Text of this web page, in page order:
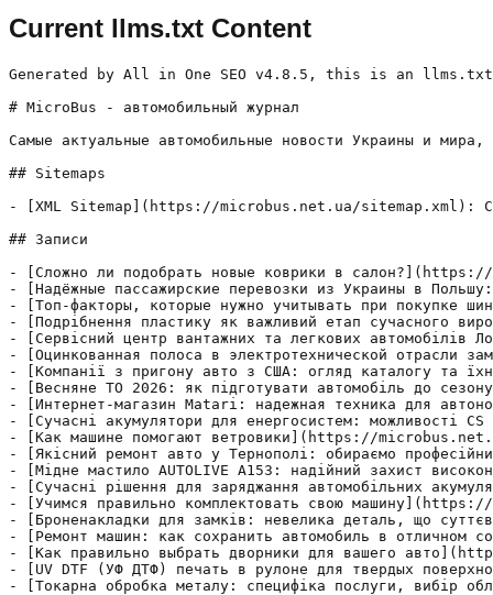
Current llms.txt Content
Generated by All in One SEO v4.8.5, this is an
# MicroBus - автомобильный журнал
Самые актуальные автомобильные новости Украины и
## Sitemaps
- [XML Sitemap](https://microbus.net.ua/
## Записи
- [Сложно ли подобрать новые коврики в
- [Надёжные пассажирские перевозки из Украины в
- [Топ‑факторы, которые нужно учитывать при
- [Подрібнення пластику як важливий етап
- [Сервісний центр вантажних та легкових
- [Оцинкованная полоса в электротехнической
- [Компанії з пригону авто з США: огляд каталогу
- [Весняне ТО 2026: як підготувати автомобіль до
- [Интернет-магазин Matari: надежная техника для
- [Сучасні акумулятори для енергосистем:
- [Как машине помогают ветровики](https://
- [Якісний ремонт авто у Тернополі: обираємо
- [Мідне мастило AUTOLIVE A153: надійний захист
- [Сучасні рішення для заряджання автомобільних
- [Учимся правильно комплектовать свою
- [Броненакладки для замків: невелика деталь, що
- [Ремонт машин: как сохранить автомобиль в
- [Как правильно выбрать дворники для вашего
- [UV DTF (УФ ДТФ) печать в рулоне для твердых
- [Токарна обробка металу: специфіка послуги,